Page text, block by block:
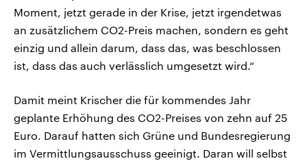
Moment, jetzt gerade in der Krise, jetzt irgendetwas
an zusätzlichem CO2-Preis machen, sondern es geht
einzig und allein darum, dass das, was beschlossen
ist, dass das auch verlässlich umgesetzt wird.“
Damit meint Krischer die für kommendes Jahr
geplante Erhöhung des CO2-Preises von zehn auf 25
Euro. Darauf hatten sich Grüne und Bundesregierung
im Vermittlungsausschuss geeinigt. Daran will selbst